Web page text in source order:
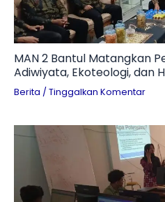
MAN 2 Bantul Matangkan
Adiwiyata, Ekoteologi, dan
Berita / Tinggalkan Komentar